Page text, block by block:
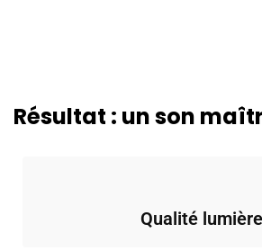
Résultat : un son
Qualité lumière